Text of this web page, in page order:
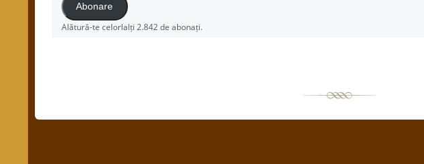
Abonare
Alătură-te celorlalți 2.842 de abonați.